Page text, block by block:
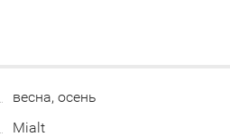
весна, осень
Mialt